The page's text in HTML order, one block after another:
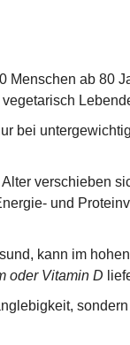
Menschen ab 80
bei
verschieben
und
kann im
oder Vitamin D